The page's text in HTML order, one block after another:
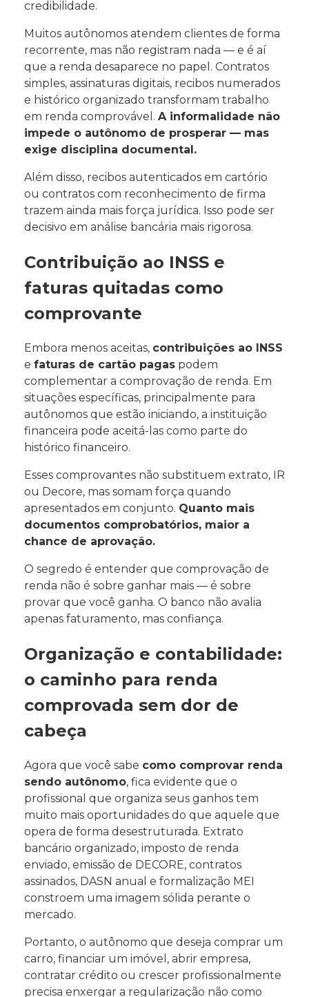
credibilidade.
Muitos autônomos atendem clientes de forma
recorrente, mas não registram nada — e é aí
que a renda desaparece no papel. Contratos
simples, assinaturas digitais, recibos numerados
e histórico organizado transformam trabalho
em renda comprovável. A informalidade não
impede o autônomo de prosperar — mas
exige disciplina documental.
Além disso, recibos autenticados em cartório
ou contratos com reconhecimento de firma
trazem ainda mais força jurídica. Isso pode ser
decisivo em análise bancária mais rigorosa.
Contribuição ao INSS e
faturas quitadas como
comprovante
Embora menos aceitas, contribuições ao INSS
e faturas de cartão pagas podem
complementar a comprovação de renda. Em
situações específicas, principalmente para
autônomos que estão iniciando, a instituição
financeira pode aceitá-las como parte do
histórico financeiro.
Esses comprovantes não substituem extrato, IR
ou Decore, mas somam força quando
apresentados em conjunto. Quanto mais
documentos comprobatórios, maior a
chance de aprovação.
O segredo é entender que comprovação de
renda não é sobre ganhar mais — é sobre
provar que você ganha. O banco não avalia
apenas faturamento, mas confiança.
Organização e contabilidade:
o caminho para renda
comprovada sem dor de
cabeça
Agora que você sabe como comprovar renda
sendo autônomo, fica evidente que o
profissional que organiza seus ganhos tem
muito mais oportunidades do que aquele que
opera de forma desestruturada. Extrato
bancário organizado, imposto de renda
enviado, emissão de DECORE, contratos
assinados, DASN anual e formalização MEI
constroem uma imagem sólida perante o
mercado.
Portanto, o autônomo que deseja comprar um
carro, financiar um imóvel, abrir empresa,
contratar crédito ou crescer profissionalmente
precisa enxergar a regularização não como